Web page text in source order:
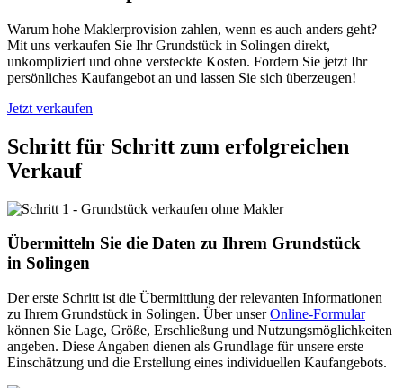
Warum hohe Maklerprovision zahlen, wenn es auch anders geht?
Mit uns verkaufen Sie Ihr Grundstück in Solingen direkt,
unkompliziert und ohne versteckte Kosten. Fordern Sie jetzt Ihr
persönliches Kaufangebot an und lassen Sie sich überzeugen!
Jetzt verkaufen
Schritt für Schritt zum erfolgreichen
Verkauf
Übermitteln Sie die Daten zu Ihrem Grundstück
in Solingen
Der erste Schritt ist die Übermittlung der relevanten Informationen
zu Ihrem Grundstück in Solingen. Über unserOnline-Formular
können Sie Lage, Größe, Erschließung und Nutzungsmöglichkeiten
angeben. Diese Angaben dienen als Grundlage für unsere erste
Einschätzung und die Erstellung eines individuellen Kaufangebots.